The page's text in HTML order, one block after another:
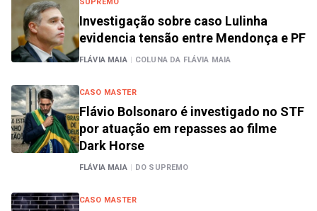
Investigação sobre caso Lulinha
evidencia tensão entre Mendonça e PF
FLÁVIA MAIA | COLUNA DA FLÁVIA MAIA
CASO MASTER
Flávio Bolsonaro é investigado no STF
por atuação em repasses ao filme
Dark Horse
FLÁVIA MAIA | DO SUPREMO
CASO MASTER